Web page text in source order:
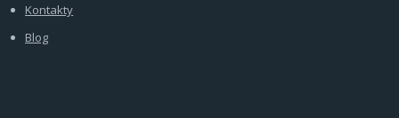
Kontakty
Blog